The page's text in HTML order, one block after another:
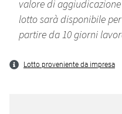
valore di aggiudicazione
lotto sarà disponibile
partire da 10 giorni
Lotto proveniente da impresa